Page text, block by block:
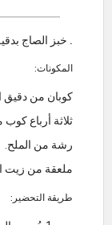
. خبز الصاج
المكونات:
كوبان من دقيق
ثلاثة أرباع
رشة من الملح.
ملعقة من زيت
طريقة التحضير: